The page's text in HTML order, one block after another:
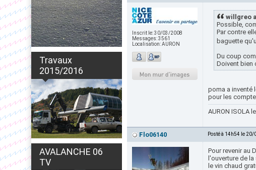
Travaux
2015/2016
AVALANCHE 06
TV
Inscrit le:30/03/2008
Messages:3561
Localisation:AURON
willgreo
Possible,
Par contre
baguette
Du coup
Doivent bien
poma a inventé
pour les
AURON ISOLA
Flo06140 Posté à 14h54 le 20/
Pour revenir au
l'ouverture de
le vin chaud